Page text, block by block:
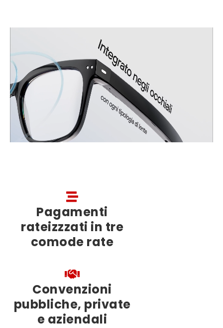
Pagamenti
rateizzzati in tre
comode rate
Convenzioni
pubbliche, private
e aziendali